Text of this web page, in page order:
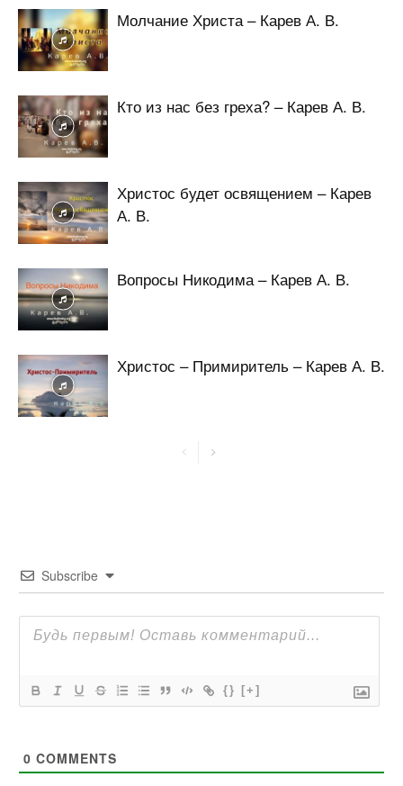
Молчание Христа – Карев А. В.
Кто из нас без греха? – Карев А. В.
Христос будет освящением – Карев
А. В.
Вопросы Никодима – Карев А. В.
Христос – Примиритель – Карев А. В.
Subscribe
{} [+]
0 COMMENTS